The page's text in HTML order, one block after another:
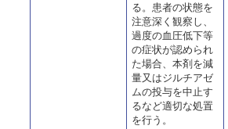
る。患者の状態を
注意深く観察し、
過度の血圧低下等
の症状が認められ
た場合、本剤を減
量又はジルチアゼ
ムの投与を中止す
るなど適切な処置
を行う。